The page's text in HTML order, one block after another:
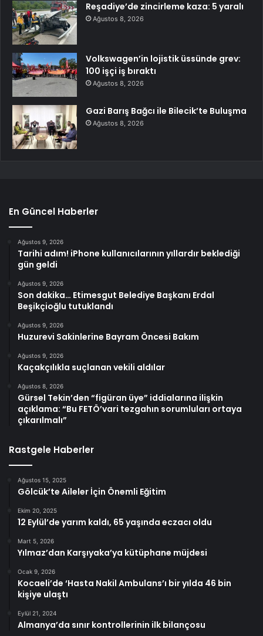
Reşadiye’de zincirleme kaza: 5 yaralı
Ağustos 8, 2026
Volkswagen’in lojistik üssünde grev:
100 işçi iş bıraktı
Ağustos 8, 2026
Gazi Barış Bağcı ile Bilecik’te Buluşma
Ağustos 8, 2026
En Güncel Haberler
Ağustos 9, 2026
Tarihi adım! iPhone kullanıcılarının yıllardır beklediği
gün geldi
Ağustos 9, 2026
Son dakika… Etimesgut Belediye Başkanı Erdal
Beşikçioğlu tutuklandı
Ağustos 9, 2026
Huzurevi Sakinlerine Bayram Öncesi Bakım
Ağustos 9, 2026
Kaçakçılıkla suçlanan vekili aldılar
Ağustos 8, 2026
Gürsel Tekin’den “figüran üye” iddialarına ilişkin
açıklama: “Bu FETÖ’vari tezgahın sorumluları ortaya
çıkarılmalı”
Rastgele Haberler
Ağustos 15, 2025
Gölcük’te Aileler İçin Önemli Eğitim
Ekim 20, 2025
12 Eylül’de yarım kaldı, 65 yaşında eczacı oldu
Mart 5, 2026
Yılmaz’dan Karşıyaka’ya kütüphane müjdesi
Ocak 9, 2026
Kocaeli’de ‘Hasta Nakil Ambulans’ı bir yılda 46 bin
kişiye ulaştı
Eylül 21, 2024
Almanya’da sınır kontrollerinin ilk bilançosu